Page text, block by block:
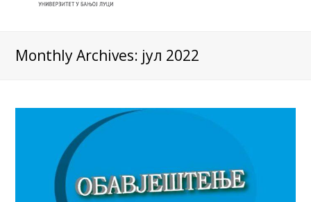
Monthly Archives: јул 2022